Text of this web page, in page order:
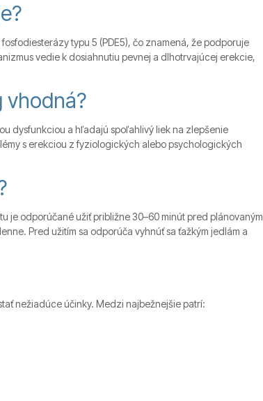
typu 5 (PDE5), čo znamená, že podporuje
vedie k dosiahnutiu pevnej a dlhotrvajúcej erekcie,
vhodná?
dysfunkciou a hľadajú spoľahlivý liek na zlepšenie
s erekciou z fyziologických alebo psychologických
je odporúčané užiť približne 30–60 minút pred plánovaným
Pred užitím sa odporúča vyhnúť sa ťažkým jedlám a
nežiadúce účinky. Medzi najbežnejšie patrí: